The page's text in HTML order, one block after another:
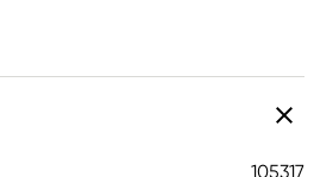
105317